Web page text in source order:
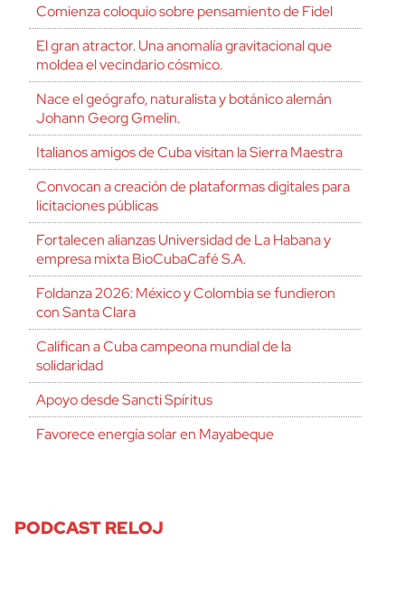
Comienza coloquio sobre pensamiento de Fidel
El gran atractor. Una anomalía gravitacional que
moldea el vecindario cósmico.
Nace el geógrafo, naturalista y botánico alemán
Johann Georg Gmelin.
Italianos amigos de Cuba visitan la Sierra Maestra
Convocan a creación de plataformas digitales para
licitaciones públicas
Fortalecen alianzas Universidad de La Habana y
empresa mixta BioCubaCafé S.A.
Foldanza 2026: México y Colombia se fundieron
con Santa Clara
Califican a Cuba campeona mundial de la
solidaridad
Apoyo desde Sancti Spíritus
Favorece energía solar en Mayabeque
PODCAST RELOJ